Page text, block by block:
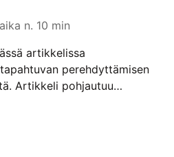
muutaman vuoden
-teoksessa Juho esiintyi
n. 10 min
artikkelissa
perehdyttämisen
Artikkeli pohjautuu